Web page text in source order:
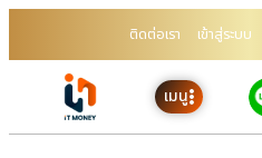
ติดต่อเรา เข้าสู่ระบบ
เมนู